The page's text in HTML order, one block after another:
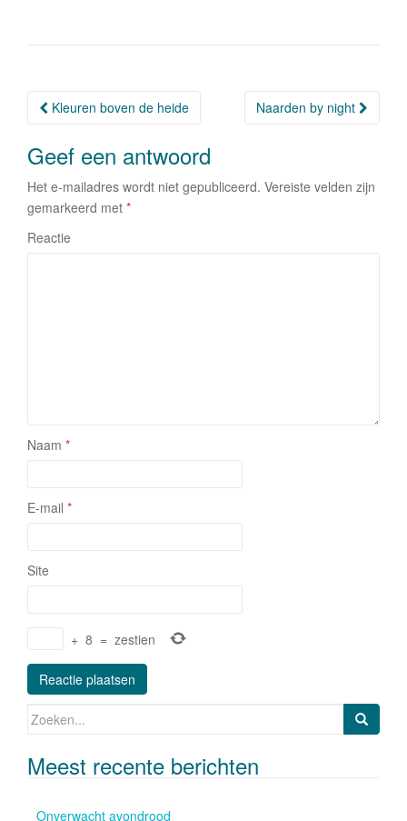
o
Berichtnavigatie
Kleuren boven de heide Naarden by night
Geef een antwoord
Het e-mailadres wordt niet gepubliceerd. Vereiste velden zijn
gemarkeerd met *
Reactie
Naam *
E-mail *
Site
+ 8 = zestien
Zoeken naar:
Meest recente berichten
Onverwacht avondrood